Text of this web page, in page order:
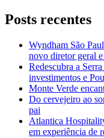
Posts recentes
Wyndham São
novo diretor geral
Redescubra a
investimentos e
Monte Verde
Do cervejeiro ao
pai
Atlantica
em experiência de